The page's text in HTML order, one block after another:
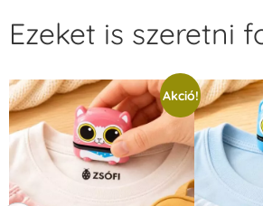
Ezeket is szeretni
Akció!